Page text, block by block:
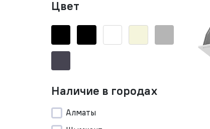
Цвет
Наличие в городах
Алматы